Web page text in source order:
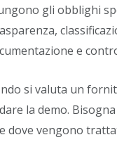
gli obblighi
e
si valuta un
la demo.
dove vengono